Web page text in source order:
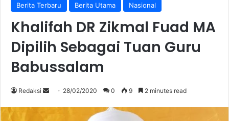
Berita Terbaru Berita Utama Nasional
Khalifah DR Zikmal Fuad MA
Dipilih Sebagai Tuan Guru
Babussalam
Redaksi
Send 28/02/2020 0 9 2 minutes read